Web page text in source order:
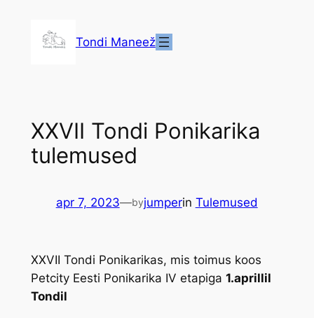
Tondi Maneež
XXVII Tondi Ponikarika
tulemused
apr 7, 2023—byjumperin Tulemused
XXVII Tondi Ponikarikas, mis toimus koos
Petcity Eesti Ponikarika IV etapiga 1.aprillil
Tondil